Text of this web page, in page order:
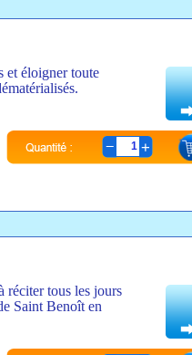
et éloigner toute
1
réciter tous les jours
Saint Benoît en